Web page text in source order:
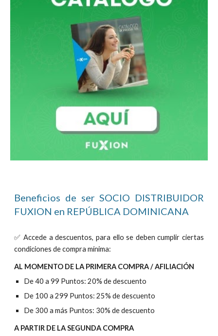
Beneficios de ser SOCIO DISTRIBUIDOR
FUXION en REPÚBLICA DOMINICANA
✅ Accede a descuentos, para ello se deben cumplir ciertas
condiciones de compra mínima:
AL MOMENTO DE LA PRIMERA COMPRA / AFILIACIÓN
De 40 a 99 Puntos: 20% de descuento
De 100 a 299 Puntos: 25% de descuento
De 300 a más Puntos: 30% de descuento
A PARTIR DE LA SEGUNDA COMPRA